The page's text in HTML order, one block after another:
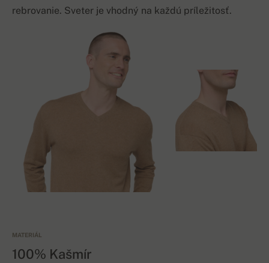
rebrovanie. Sveter je vhodný na každú príležitosť.
MATERIÁL
100% Kašmír